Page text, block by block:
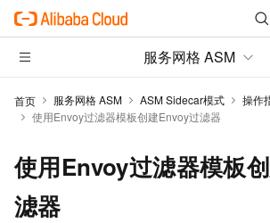
服务网格 ASM
首页 服务网格 ASM ASM Sidecar模式 操作
使用Envoy过滤器模板创建Envoy过滤器
使用Envoy过滤器模板
滤器